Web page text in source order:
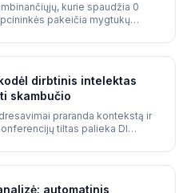
kurie spaudžia 0
pakeičia mygtukų
dirbtinis intelektas
skambučio
praranda kontekstą ir
tiltas palieka DI
realiu laiku.
automatinis